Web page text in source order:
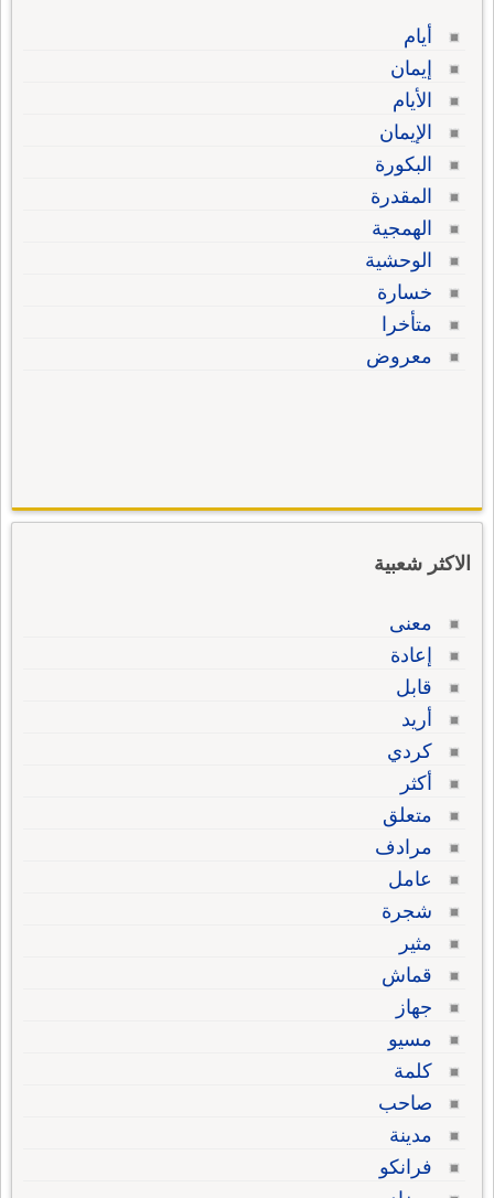
أيام
إيمان
الأيام
الإيمان
البكورة
المقدرة
الهمجية
الوحشية
خسارة
متأخرا
معروض
الاكثر شعبية
معنى
إعادة
قابل
أريد
كردي
أكثر
متعلق
مرادف
عامل
شجرة
مثير
قماش
جهاز
مسيو
كلمة
صاحب
مدينة
فرانكو